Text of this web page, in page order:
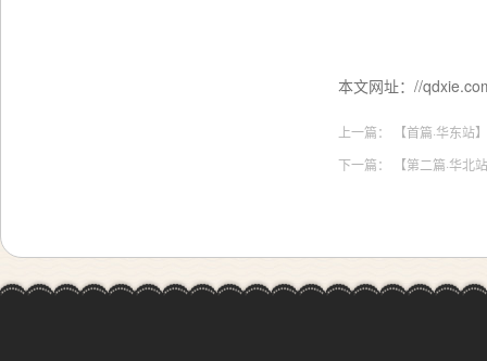
本文网址：//
上一篇：
【首篇·华
下一篇：
【第二篇·华